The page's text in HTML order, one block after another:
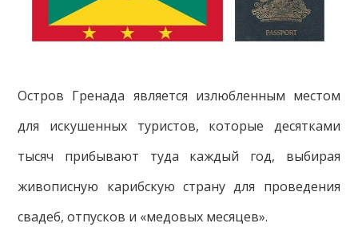
Остров Гренада является излюбленным местом
для искушенных туристов, которые десятками
тысяч прибывают туда каждый год, выбирая
живописную карибскую страну для проведения
свадеб, отпусков и «медовых месяцев».